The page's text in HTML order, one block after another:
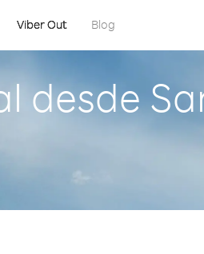
Viber Out Blog
desde